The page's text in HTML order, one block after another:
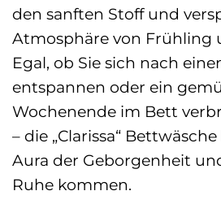
den sanften Stoff und
Atmosphäre von Frühling
Egal, ob Sie sich nach
entspannen oder ein
Wochenende im Bett
– die „Clarissa“
Aura der Geborgenheit
Ruhe kommen.